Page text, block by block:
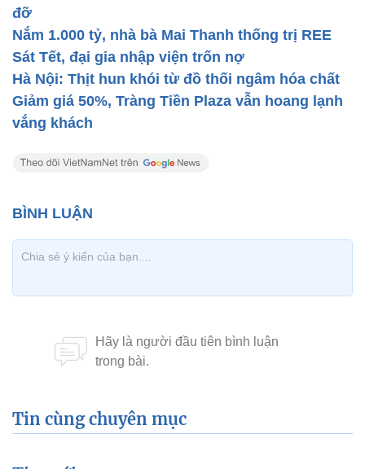
đỡ
Nắm 1.000 tỷ, nhà bà Mai Thanh thống trị REE
Sát Tết, đại gia nhập viện trốn nợ
Hà Nội: Thịt hun khói từ đồ thối ngâm hóa chất
Giảm giá 50%, Tràng Tiền Plaza vẫn hoang lạnh
vắng khách
Tin cùng chuyên mục